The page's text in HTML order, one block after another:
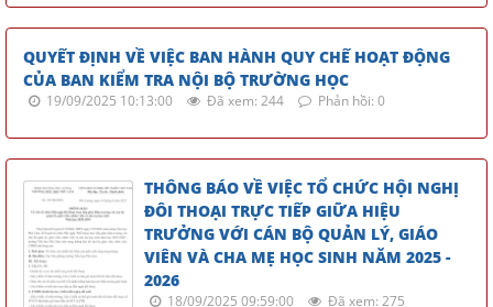
QUYẾT ĐỊNH VỀ VIỆC BAN HÀNH QUY CHẾ HOẠT ĐỘNG
CỦA BAN KIỂM TRA NỘI BỘ TRƯỜNG HỌC
19/09/2025 10:13:00 Đã xem: 244 Phản hồi: 0
THÔNG BÁO VỀ VIỆC TỔ CHỨC HỘI NGHỊ
ĐÔI THOẠI TRỰC TIẾP GIỮA HIỆU
TRƯỞNG VỚI CÁN BỘ QUẢN LÝ, GIÁO
VIÊN VÀ CHA MẸ HỌC SINH NĂM 2025 -
2026
18/09/2025 09:59:00 Đã xem: 275